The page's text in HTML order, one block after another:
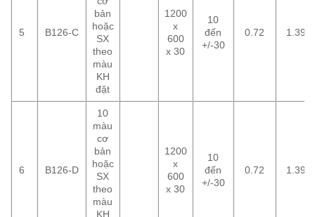
5 B126-C
bản
hoặc
SX
theo
màu
KH
đặt
1200
x
600
x 30
10
đến
+/-30
0.72 1.39
6 B126-D
10
màu
cơ
bản
hoặc
SX
theo
màu
KH
1200
x
600
x 30
10
đến
+/-30
0.72 1.39